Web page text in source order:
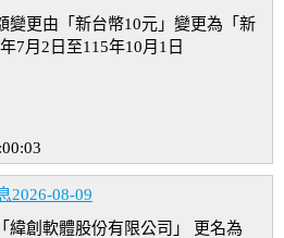
變更由「新台幣10元」變更為「新
7月2日至115年10月1日
2026-08-09
緯創軟體股份有限公司」 更名為